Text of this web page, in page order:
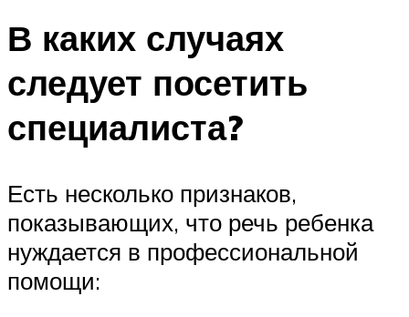
В каких случаях
следует посетить
специалиста?
Есть несколько признаков,
показывающих, что речь ребенка
нуждается в профессиональной
помощи: